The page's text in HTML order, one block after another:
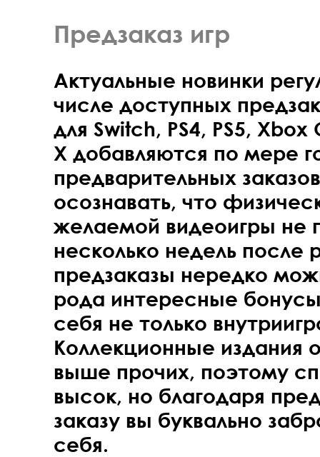
Предзаказ игр
Актуальные новинки
числе доступных
для Switch, PS4, PS5,
X добавляются по мере
предварительных
осознавать, что
желаемой видеоигры не
несколько недель после
предзаказы нередко
рода интересные
себя не только
Коллекционные издания
выше прочих, поэтому
высок, но благодаря
заказу вы буквально
себя.